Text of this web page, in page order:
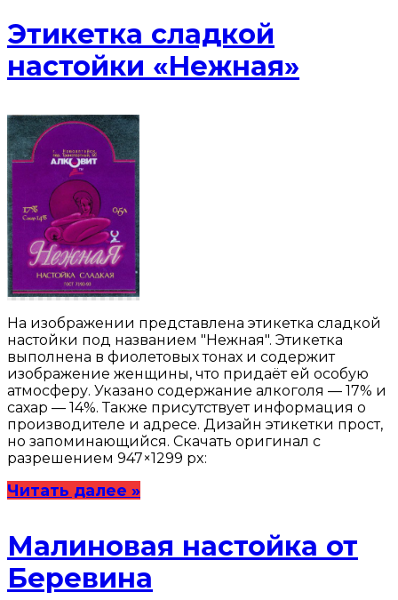
Этикетка сладкой
настойки «Нежная»
На изображении представлена этикетка сладкой
настойки под названием "Нежная". Этикетка
выполнена в фиолетовых тонах и содержит
изображение женщины, что придаёт ей особую
атмосферу. Указано содержание алкоголя — 17% и
сахар — 14%. Также присутствует информация о
производителе и адресе. Дизайн этикетки прост,
но запоминающийся. Скачать оригинал с
разрешением 947×1299 px:
Читать далее »
Малиновая настойка от
Беревина